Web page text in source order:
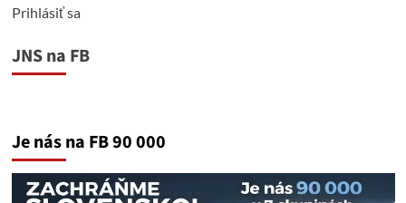
Prihlásiť sa
JNS na FB
Je nás na FB 90 000